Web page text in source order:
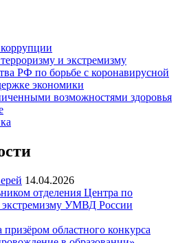
и экстремизму
РФ по борьбе с коронавирусной
экономики
возможностями здоровья
14.04.2026
отделения Центра по
экстремизму УМВД России
областного конкурса